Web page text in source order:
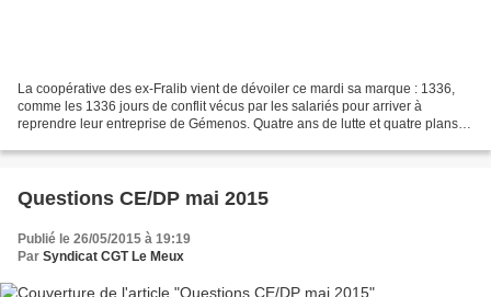
La coopérative des ex-Fralib vient de dévoiler ce mardi sa marque : 1336,
comme les 1336 jours de conflit vécus par les salariés pour arriver à
reprendre leur entreprise de Gémenos. Quatre ans de lutte et quatre plans
Questions CE/DP mai 2015
Publié le 26/05/2015 à 19:19
Par Syndicat CGT Le Meux